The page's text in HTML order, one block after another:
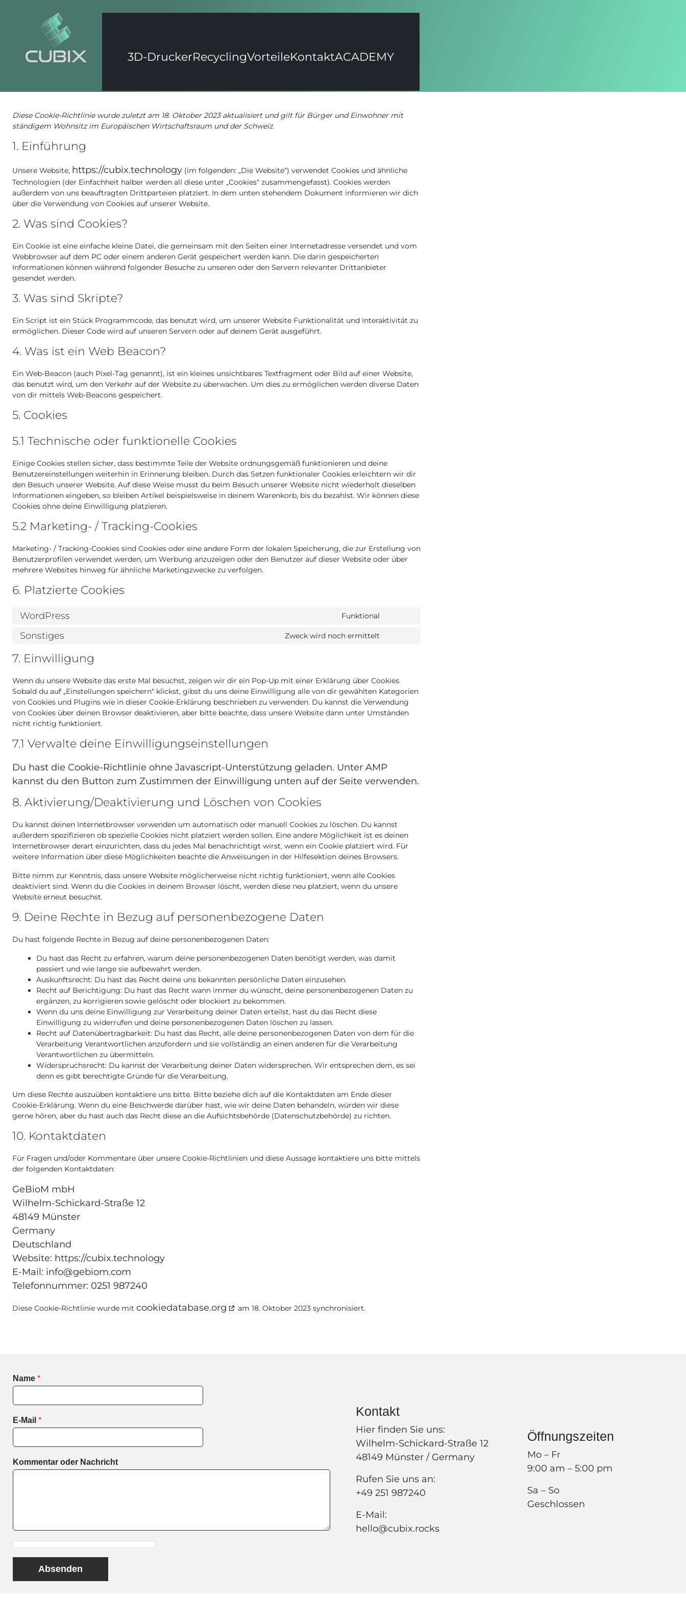
3D-DruckerRecyclingVorteileKontaktACADEMY
Diese Cookie-Richtlinie wurde zuletzt am 18. Oktober 2023 aktualisiert und gilt für Bürger und Einwohner mit
ständigem Wohnsitz im Europäischen Wirtschaftsraum und der Schweiz.
1. Einführung
Unsere Website, https://cubix.technology (im folgenden: „Die Website“) verwendet Cookies und ähnliche
Technologien (der Einfachheit halber werden all diese unter „Cookies“ zusammengefasst). Cookies werden
außerdem von uns beauftragten Drittparteien platziert. In dem unten stehendem Dokument informieren wir dich
über die Verwendung von Cookies auf unserer Website.
2. Was sind Cookies?
Ein Cookie ist eine einfache kleine Datei, die gemeinsam mit den Seiten einer Internetadresse versendet und vom
Webbrowser auf dem PC oder einem anderen Gerät gespeichert werden kann. Die darin gespeicherten
Informationen können während folgender Besuche zu unseren oder den Servern relevanter Drittanbieter
gesendet werden.
3. Was sind Skripte?
Ein Script ist ein Stück Programmcode, das benutzt wird, um unserer Website Funktionalität und Interaktivität zu
ermöglichen. Dieser Code wird auf unseren Servern oder auf deinem Gerät ausgeführt.
4. Was ist ein Web Beacon?
Ein Web-Beacon (auch Pixel-Tag genannt), ist ein kleines unsichtbares Textfragment oder Bild auf einer Website,
das benutzt wird, um den Verkehr auf der Website zu überwachen. Um dies zu ermöglichen werden diverse Daten
von dir mittels Web-Beacons gespeichert.
5. Cookies
5.1 Technische oder funktionelle Cookies
Einige Cookies stellen sicher, dass bestimmte Teile der Website ordnungsgemäß funktionieren und deine
Benutzereinstellungen weiterhin in Erinnerung bleiben. Durch das Setzen funktionaler Cookies erleichtern wir dir
den Besuch unserer Website. Auf diese Weise musst du beim Besuch unserer Website nicht wiederholt dieselben
Informationen eingeben, so bleiben Artikel beispielsweise in deinem Warenkorb, bis du bezahlst. Wir können diese
Cookies ohne deine Einwilligung platzieren.
5.2 Marketing- / Tracking-Cookies
Marketing- / Tracking-Cookies sind Cookies oder eine andere Form der lokalen Speicherung, die zur Erstellung von
Benutzerprofilen verwendet werden, um Werbung anzuzeigen oder den Benutzer auf dieser Website oder über
mehrere Websites hinweg für ähnliche Marketingzwecke zu verfolgen.
6. Platzierte Cookies
WordPress Funktional
Sonstiges Zweck wird noch ermittelt
sonstiges
7. Einwilligung
Wenn du unsere Website das erste Mal besuchst, zeigen wir dir ein Pop-Up mit einer Erklärung über Cookies.
Sobald du auf „Einstellungen speichern“ klickst, gibst du uns deine Einwilligung alle von dir gewählten Kategorien
von Cookies und Plugins wie in dieser Cookie-Erklärung beschrieben zu verwenden. Du kannst die Verwendung
von Cookies über deinen Browser deaktivieren, aber bitte beachte, dass unsere Website dann unter Umständen
nicht richtig funktioniert.
7.1 Verwalte deine Einwilligungseinstellungen
Du hast die Cookie-Richtlinie ohne Javascript-Unterstützung geladen. Unter AMP
kannst du den Button zum Zustimmen der Einwilligung unten auf der Seite verwenden.
8. Aktivierung/Deaktivierung und Löschen von Cookies
Du kannst deinen Internetbrowser verwenden um automatisch oder manuell Cookies zu löschen. Du kannst
außerdem spezifizieren ob spezielle Cookies nicht platziert werden sollen. Eine andere Möglichkeit ist es deinen
Internetbrowser derart einzurichten, dass du jedes Mal benachrichtigt wirst, wenn ein Cookie platziert wird. Für
weitere Information über diese Möglichkeiten beachte die Anweisungen in der Hilfesektion deines Browsers.
Bitte nimm zur Kenntnis, dass unsere Website möglicherweise nicht richtig funktioniert, wenn alle Cookies
deaktiviert sind. Wenn du die Cookies in deinem Browser löscht, werden diese neu platziert, wenn du unsere
Website erneut besuchst.
9. Deine Rechte in Bezug auf personenbezogene Daten
Du hast folgende Rechte in Bezug auf deine personenbezogenen Daten:
Du hast das Recht zu erfahren, warum deine personenbezogenen Daten benötigt werden, was damit
passiert und wie lange sie aufbewahrt werden.
Auskunftsrecht: Du hast das Recht deine uns bekannten persönliche Daten einzusehen.
Recht auf Berichtigung: Du hast das Recht wann immer du wünscht, deine personenbezogenen Daten zu
ergänzen, zu korrigieren sowie gelöscht oder blockiert zu bekommen.
Wenn du uns deine Einwilligung zur Verarbeitung deiner Daten erteilst, hast du das Recht diese
Einwilligung zu widerrufen und deine personenbezogenen Daten löschen zu lassen.
Recht auf Datenübertragbarkeit: Du hast das Recht, alle deine personenbezogenen Daten von dem für die
Verarbeitung Verantwortlichen anzufordern und sie vollständig an einen anderen für die Verarbeitung
Verantwortlichen zu übermitteln.
Widerspruchsrecht: Du kannst der Verarbeitung deiner Daten widersprechen. Wir entsprechen dem, es sei
denn es gibt berechtigte Gründe für die Verarbeitung.
Um diese Rechte auszuüben kontaktiere uns bitte. Bitte beziehe dich auf die Kontaktdaten am Ende dieser
Cookie-Erklärung. Wenn du eine Beschwerde darüber hast, wie wir deine Daten behandeln, würden wir diese
gerne hören, aber du hast auch das Recht diese an die Aufsichtsbehörde (Datenschutzbehörde) zu richten.
10. Kontaktdaten
Für Fragen und/oder Kommentare über unsere Cookie-Richtlinien und diese Aussage kontaktiere uns bitte mittels
der folgenden Kontaktdaten:
GeBioM mbH
Wilhelm-Schickard-Straße 12
48149 Münster
Germany
Deutschland
Website: https://cubix.technology
E-Mail: info@gebiom.com
Telefonnummer: 0251 987240
Diese Cookie-Richtlinie wurde mit cookiedatabase.org am 18. Oktober 2023 synchronisiert.
Name *
E-Mail *
Kommentar oder Nachricht
Absenden
Kontakt
Hier finden Sie uns:
Wilhelm-Schickard-Straße 12
48149 Münster / Germany
Rufen Sie uns an:
+49 251 987240
E-Mail:
hello@cubix.rocks
Öffnungszeiten
Mo – Fr
9:00 am – 5:00 pm
Sa – So
Geschlossen